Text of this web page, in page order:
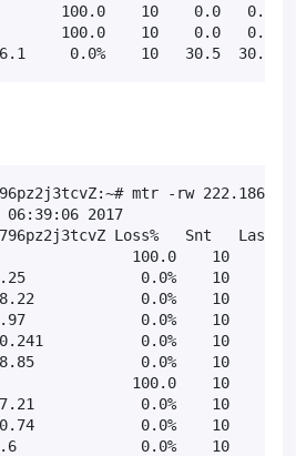
100.0    10    0.0   0.0
100.0    10    0.0   0.0
0.0%    10   30.5  30.6
mtr -rw
2017
Loss%   Snt   Last
100.0    10
0.0%    10
0.0%    10
0.0%    10
0.0%    10
0.0%    10
100.0    10
0.0%    10
0.0%    10
0.0%    10    9.0